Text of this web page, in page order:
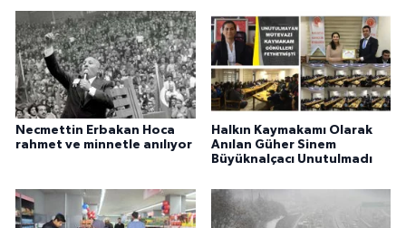
Necmettin Erbakan Hoca
rahmet ve minnetle anılıyor
Halkın Kaymakamı Olarak
Anılan Güher Sinem
Büyüknalçacı Unutulmadı